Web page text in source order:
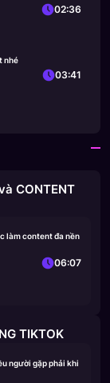
02:36
nhé
03:41
CONTENT
làm content đa nền
06:07
TIKTOK
người gặp phải khi